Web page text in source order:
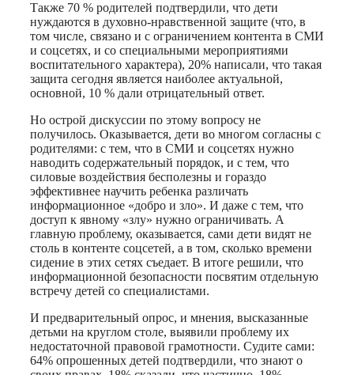
Также 70 % родителей подтвердили, что дети
нуждаются в духовно-нравственной защите (что, в
том числе, связано и с ограничением контента в СМИ
и соцсетях, и со специальными мероприятиями
воспитательного характера), 20% написали, что такая
защита сегодня является наиболее актуальной,
основной, 10 % дали отрицательный ответ.
Но острой дискуссии по этому вопросу не
получилось. Оказывается, дети во многом согласны с
родителями: с тем, что в СМИ и соцсетях нужно
наводить содержательный порядок, и с тем, что
силовые воздействия бесполезны и гораздо
эффективнее научить ребенка различать
информационное «добро и зло». И даже с тем, что
доступ к явному «злу» нужно ограничивать. А
главную проблему, оказывается, сами дети видят не
столь в контенте соцсетей, а в том, сколько времени
сидение в этих сетях съедает. В итоге решили, что
информационной безопасности посвятим отдельную
встречу детей со специалистами.
И предварительный опрос, и мнения, высказанные
детьми на круглом столе, выявили проблему их
недостаточной правовой грамотности. Судите сами:
64% опрошенных детей подтвердили, что знают о